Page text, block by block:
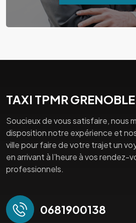
TAXI TPMR GRENOBLE
Soucieux de vous satisfaire, nous
disposition notre expérience et
ville pour faire de votre trajet un
en arrivant à l’heure à vos rendez-
professionnels.
0681900138